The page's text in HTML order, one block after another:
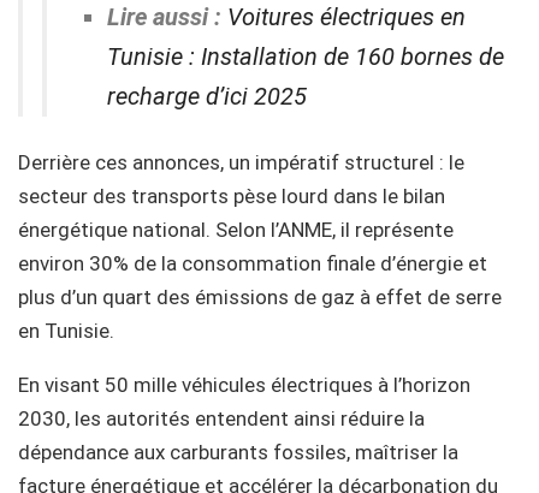
Lire aussi : Voitures électriques en
Tunisie : Installation de 160 bornes de
recharge d’ici 2025
Derrière ces annonces, un impératif structurel : le
secteur des transports pèse lourd dans le bilan
énergétique national. Selon l’ANME, il représente
environ 30% de la consommation finale d’énergie et
plus d’un quart des émissions de gaz à effet de serre
en Tunisie.
En visant 50 mille véhicules électriques à l’horizon
2030, les autorités entendent ainsi réduire la
dépendance aux carburants fossiles, maîtriser la
facture énergétique et accélérer la décarbonation du